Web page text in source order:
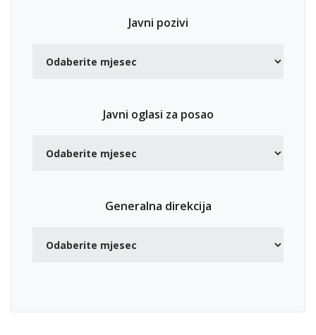
Javni pozivi
Javni oglasi za posao
Generalna direkcija